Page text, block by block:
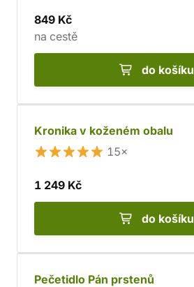
849 Kč
na cestě
do košíku
Kronika v koženém obalu
15×
1 249 Kč
do košíku
Pečetidlo Pán prstenů